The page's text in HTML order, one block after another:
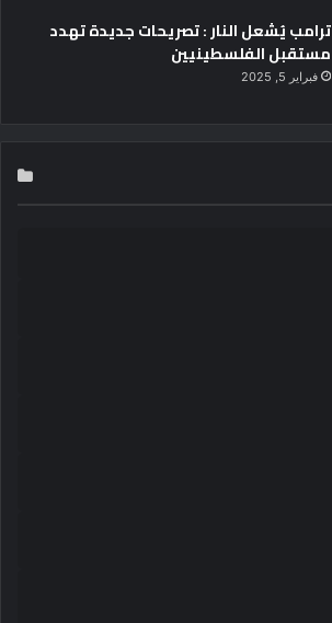
ترامب يُشعل النار : تصريحات جديدة تهدد
مستقبل الفلسطينيين
فبراير 5, 2025